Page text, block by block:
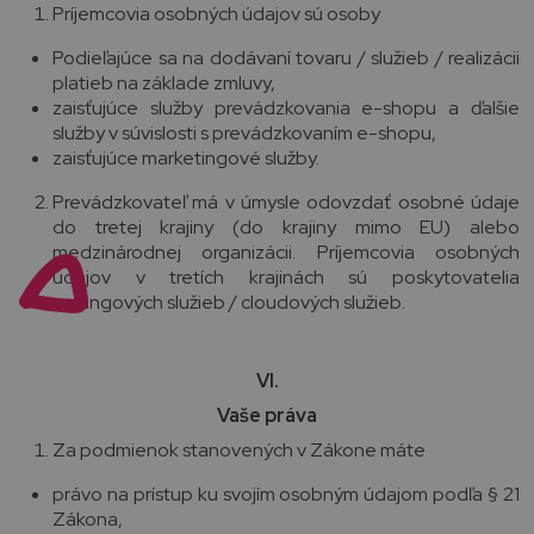
Príjemcovia osobných údajov sú osoby
Podieľajúce sa na dodávaní tovaru / služieb / realizácii
platieb na základe zmluvy,
zaisťujúce služby prevádzkovania e-shopu a ďalšie
služby v súvislosti s prevádzkovaním e-shopu,
zaisťujúce marketingové služby.
Prevádzkovateľ má v úmysle odovzdať osobné údaje
do tretej krajiny (do krajiny mimo EU) alebo
medzinárodnej organizácii. Príjemcovia osobných
údajov v tretích krajinách sú poskytovatelia
mailingových služieb / cloudových služieb.
VI.
Vaše práva
Za podmienok stanovených v Zákone máte
právo na prístup ku svojím osobným údajom podľa § 21
Zákona,